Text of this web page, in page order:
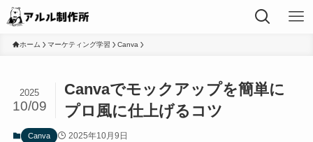
ホーム マーケティング学習 Canva
Canvaでモックアップを簡単に
プロ風に仕上げるコツ
2025
10/09
Canva 2025年10月9日